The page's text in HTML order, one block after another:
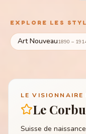
EXPLORE LES
Art Nouveau1890 –
LE VISIONNAIRE
Le
Suisse de